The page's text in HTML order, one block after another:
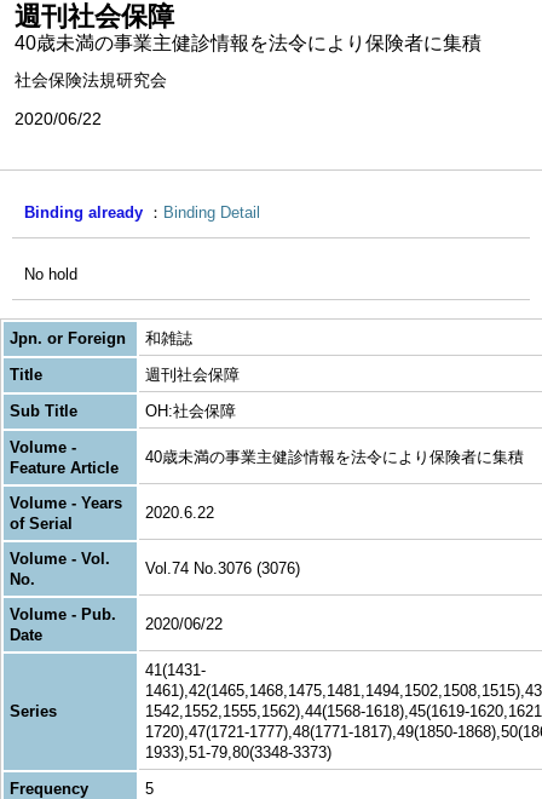
週刊社会保障
40歳未満の事業主健診情報を法令により保険者に集積
社会保険法規研究会
2020/06/22
Binding already Binding Detail
No hold
Jpn. or Foreign
和雑誌
Title
週刊社会保障
Sub Title
OH:社会保障
Volume -
Feature Article
40歳未満の事業主健診情報を法令により保険者に集積
Volume - Years
of Serial
2020.6.22
Volume - Vol.
No.
Vol.74 No.3076 (3076)
Volume - Pub.
Date
2020/06/22
Series
41(1431-
1542,1552,1555,1562),44(1568-1618),45(1619-
1720),47(1721-1777),48(1771-1817),49(1850-
1933),51-79,80(3348-3373)
Frequency
5